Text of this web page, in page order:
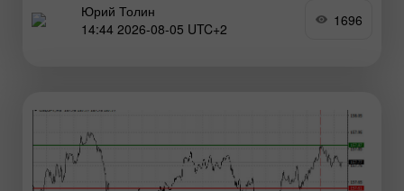
завоеванные позиции после уверенного роста от
минимумов в районе 1.1325. Текущая динамика
Юрий Толин
14:44 2026-08-05 UTC+2
1696